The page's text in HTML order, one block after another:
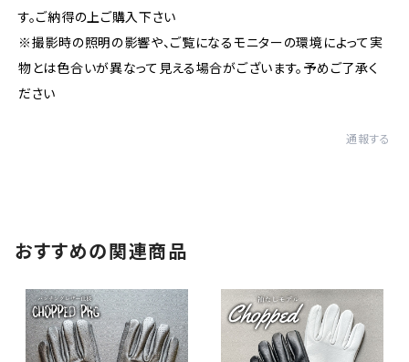
す。ご納得の上ご購入下さい
※撮影時の照明の影響や、ご覧になるモニターの環境によって実
物とは色合いが異なって見える場合がございます。予めご了承く
ださい
通報する
おすすめの関連商品